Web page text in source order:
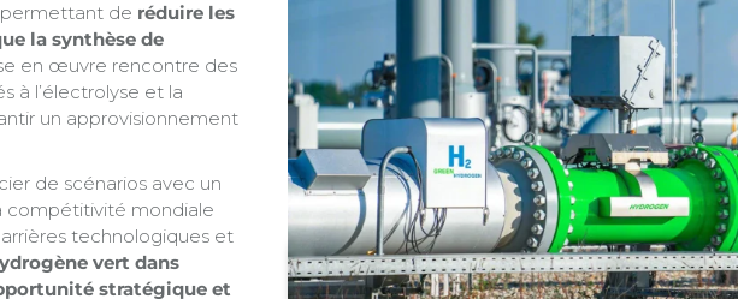
permettant de réduire les
la synthèse de
en œuvre rencontre des
à l’électrolyse et la
un approvisionnement
de scénarios avec un
compétitivité mondiale
technologiques et
vert dans
stratégique et